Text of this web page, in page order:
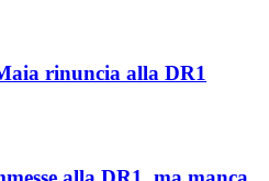
rinuncia alla DR1